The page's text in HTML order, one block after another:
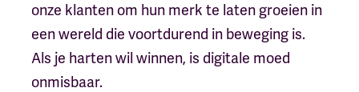
onze klanten om hun merk te laten groeien in
een wereld die voortdurend in beweging is.
Als je harten wil winnen, is digitale moed
onmisbaar.